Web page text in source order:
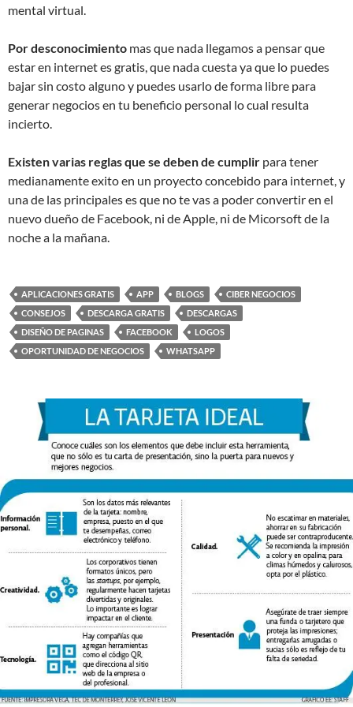
mental virtual.
Por desconocimiento mas que nada llegamos a pensar que
estar en internet es gratis, que nada cuesta ya que lo puedes
bajar sin costo alguno y puedes usarlo de forma libre para
generar negocios en tu beneficio personal lo cual resulta
incierto.
Existen varias reglas que se deben de cumplir para tener
medianamente exito en un proyecto concebido para internet, y
una de las principales es que no te vas a poder convertir en el
nuevo dueño de Facebook, ni de Apple, ni de Micorsoft de la
noche a la mañana.
APLICACIONES GRATIS APP BLOGS
CIBER NEGOCIOS
CONSEJOS
DESCARGA GRATIS
DESCARGAS
DISEÑO DE PAGINAS
FACEBOOK
LOGOS
OPORTUNIDAD DE NEGOCIOS
WHATSAPP